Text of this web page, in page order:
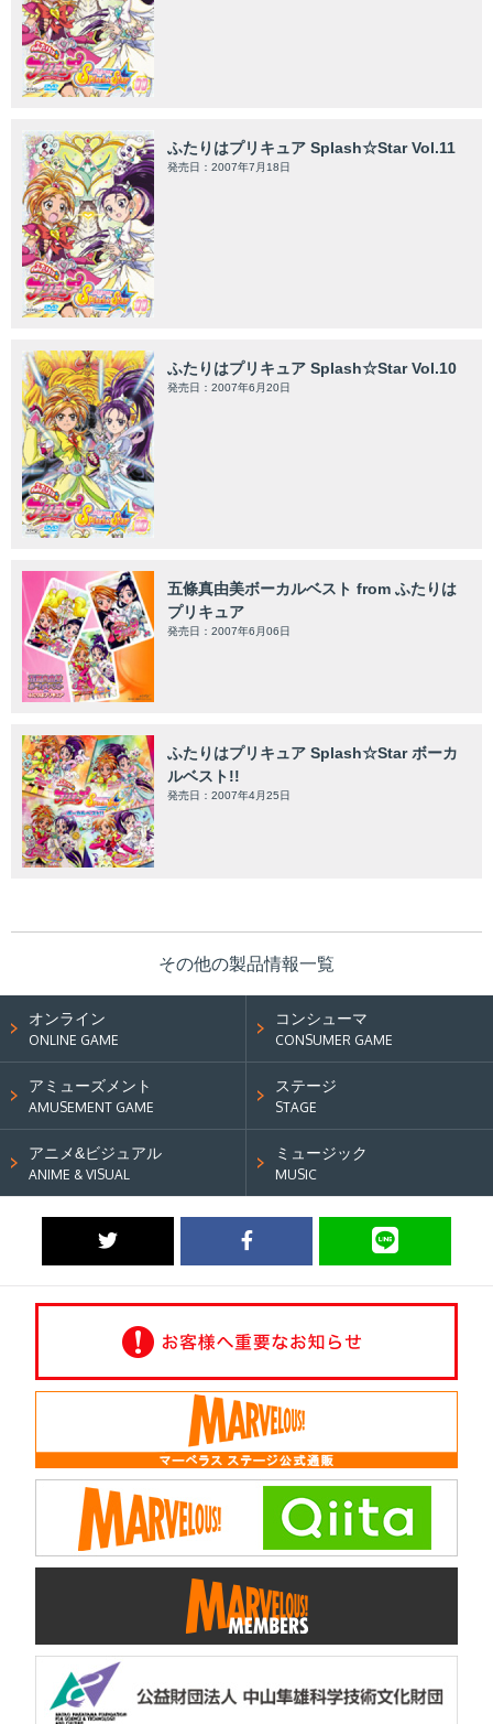
ふたりはプリキュア Splash☆Star Vol.11
発売日：2007年7月18日
ふたりはプリキュア Splash☆Star Vol.10
発売日：2007年6月20日
五條真由美ボーカルベスト from ふたりは
プリキュア
発売日：2007年6月06日
ふたりはプリキュア Splash☆Star ボーカ
ルベスト!!
発売日：2007年4月25日
その他の製品情報一覧
オンライン
ONLINE GAME
コンシューマ
CONSUMER GAME
アミューズメント
AMUSEMENT GAME
ステージ
STAGE
アニメ&ビジュアル
ANIME & VISUAL
ミュージック
MUSIC